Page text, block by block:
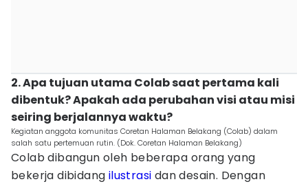
2. Apa tujuan utama Colab saat pertama kali
dibentuk? Apakah ada perubahan visi atau misi
seiring berjalannya waktu?
Kegiatan anggota komunitas Coretan Halaman Belakang (Colab) dalam
salah satu pertemuan rutin. (Dok. Coretan Halaman Belakang)
Colab dibangun oleh beberapa orang yang
bekerja dibidang ilustrasi dan desain. Dengan